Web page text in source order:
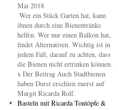
Mai 2018
Wer ein Stück Garten hat, kann
ihnen durch eine Bienentränke
helfen. Wer nur einen Balkon hat,
findet Alternativen. Wichtig ist in
jedem Fall, darauf zu achten, dass
die Bienen nicht ertrinken können.
x Der Beitrag Auch Stadtbienen
haben Durst erschien zuerst auf
Margit Ricarda Rolf.
Basteln mit Ricarda Tontöpfe &